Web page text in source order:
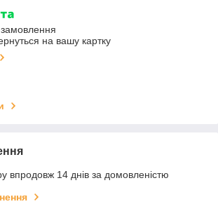
на вашу картку
впродовж 14 днів за домовленістю